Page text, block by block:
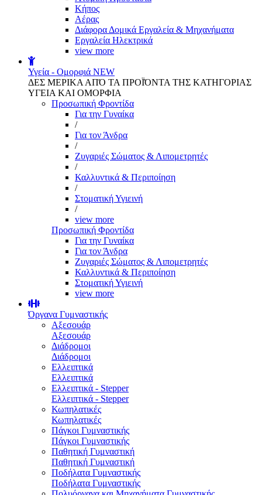
Kήπος
Αέρας
Διάφορα Δομικά Εργαλεία & Μηχανήματα
Εργαλεία Ηλεκτρικά
view more
Υγεία - Ομορφιά NEW
ΔΕΣ ΜΕΡΙΚΑ ΑΠΌ ΤΑ ΠΡΟΪΌΝΤΑ ΤΗΣ ΚΑΤΗΓΟΡΙΑΣ
ΥΓΕΙΑ ΚΑΙ ΟΜΟΡΦΙΑ
Προσωπική Φροντίδα
Για την Γυναίκα
/
Για τον Άνδρα
/
Ζυγαριές Σώματος & Λιπομετρητές
/
Καλλυντικά & Περιποίηση
/
Στοματική Υγιεινή
/
view more
Προσωπική Φροντίδα
Για την Γυναίκα
Για τον Άνδρα
Ζυγαριές Σώματος & Λιπομετρητές
Καλλυντικά & Περιποίηση
Στοματική Υγιεινή
view more
Όργανα Γυμναστικής
Αξεσουάρ
Αξεσουάρ
Διάδρομοι
Διάδρομοι
Ελλειπτικά
Ελλειπτικά
Ελλειπτικά - Stepper
Ελλειπτικά - Stepper
Κωπηλατικές
Κωπηλατικές
Πάγκοι Γυμναστικής
Πάγκοι Γυμναστικής
Παθητική Γυμναστική
Παθητική Γυμναστική
Ποδήλατα Γυμναστικής
Ποδήλατα Γυμναστικής